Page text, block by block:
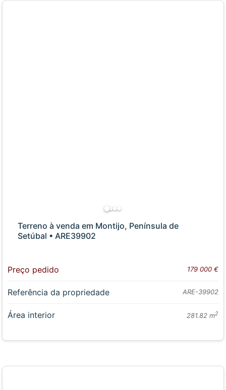
Terreno à venda em Montijo, Península de
Setúbal • ARE39902
Preço pedido 179 000 €
Referência da propriedade ARE-39902
Área interior 281.82 m2